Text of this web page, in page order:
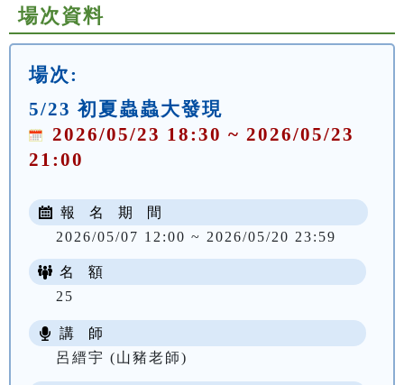
場次資料
場次:
5/23 初夏蟲蟲大發現
2026/05/23 18:30 ~ 2026/05/23
21:00
報 名 期 間
2026/05/07 12:00 ~ 2026/05/20 23:59
名 額
25
講 師
呂縉宇 (山豬老師)